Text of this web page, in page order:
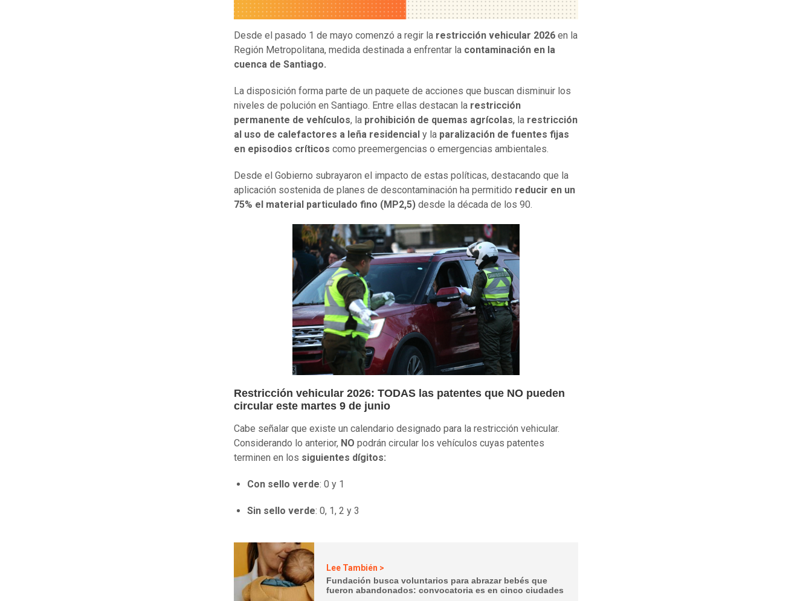
Desde el pasado 1 de mayo comenzó a regir la restricción vehicular 2026 en la
Región Metropolitana, medida destinada a enfrentar la contaminación en la
cuenca de Santiago.
La disposición forma parte de un paquete de acciones que buscan disminuir los
niveles de polución en Santiago. Entre ellas destacan la restricción
permanente de vehículos, la prohibición de quemas agrícolas, la restricción
al uso de calefactores a leña residencial y la paralización de fuentes fijas
en episodios críticos como preemergencias o emergencias ambientales.
Desde el Gobierno subrayaron el impacto de estas políticas, destacando que la
aplicación sostenida de planes de descontaminación ha permitido reducir en un
75% el material particulado fino (MP2,5) desde la década de los 90.
Restricción vehicular 2026: TODAS las patentes que NO pueden
circular este martes 9 de junio
Cabe señalar que existe un calendario designado para la restricción vehicular.
Considerando lo anterior, NO podrán circular los vehículos cuyas patentes
terminen en los siguientes dígitos:
Con sello verde: 0 y 1
Sin sello verde: 0, 1, 2 y 3
Lee También >
Fundación busca voluntarios para abrazar bebés que
fueron abandonados: convocatoria es en cinco ciudades